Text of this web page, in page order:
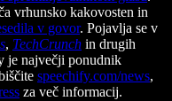
vrhunsko kakovosten in
v govor. Pojavlja se v
, TechCrunch in drugih
je največji ponudnik
speechify.com/news,
za več informacij.